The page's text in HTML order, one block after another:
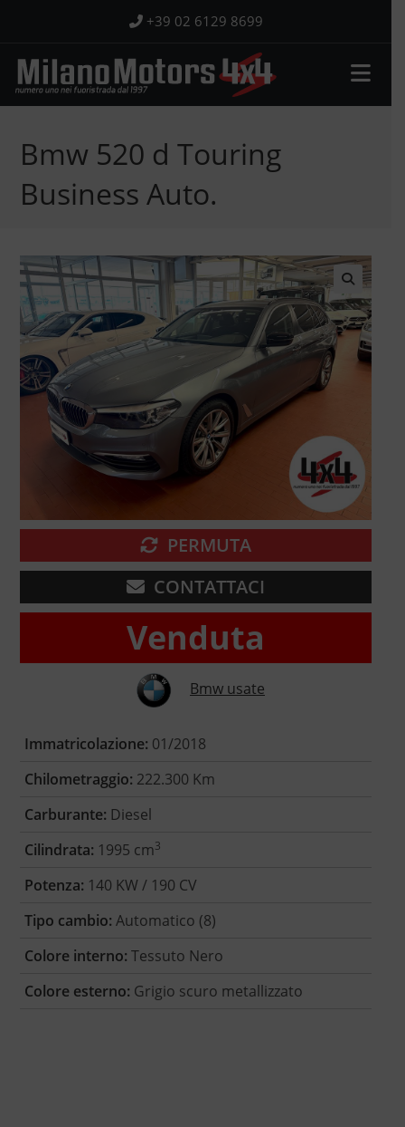
contenuto
+39 02 6129 8699
Bmw 520 d Touring
Business Auto.
🔍
PERMUTA
CONTATTACI
Venduta
Bmw usate
Immatricolazione: 01/2018
Chilometraggio: 222.300 Km
Carburante: Diesel
Cilindrata: 1995 cm3
Potenza: 140 KW / 190 CV
Tipo cambio: Automatico (8)
Colore interno: Tessuto Nero
Colore esterno: Grigio scuro metallizzato